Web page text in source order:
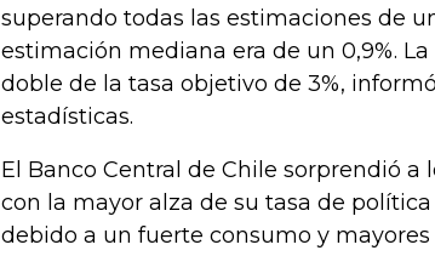
superando todas las estimaciones de
estimación mediana era de un 0,9%.
doble de la tasa objetivo de 3%,
estadísticas.
El Banco Central de Chile sorprendió a
con la mayor alza de su tasa de
debido a un fuerte consumo y